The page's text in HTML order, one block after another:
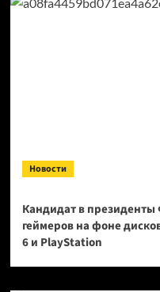
Новости
Кандидат в
геймеров на фоне
6 и PlayStation